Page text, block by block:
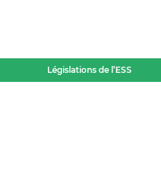
Législations de l’ESS